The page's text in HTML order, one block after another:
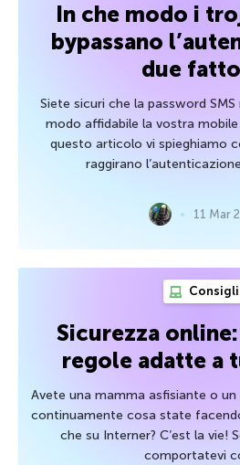
In che modo i
bypassano
due
Siete sicuri che la password
modo affidabile la vostra
questo articolo vi spieghiamo
raggirano
11 Mar
Consigli
Sicurezza
regole adatte a
Avete una mamma asfisiante o un
continuamente cosa state
che su Interner? C’est la vie!
comportatevi